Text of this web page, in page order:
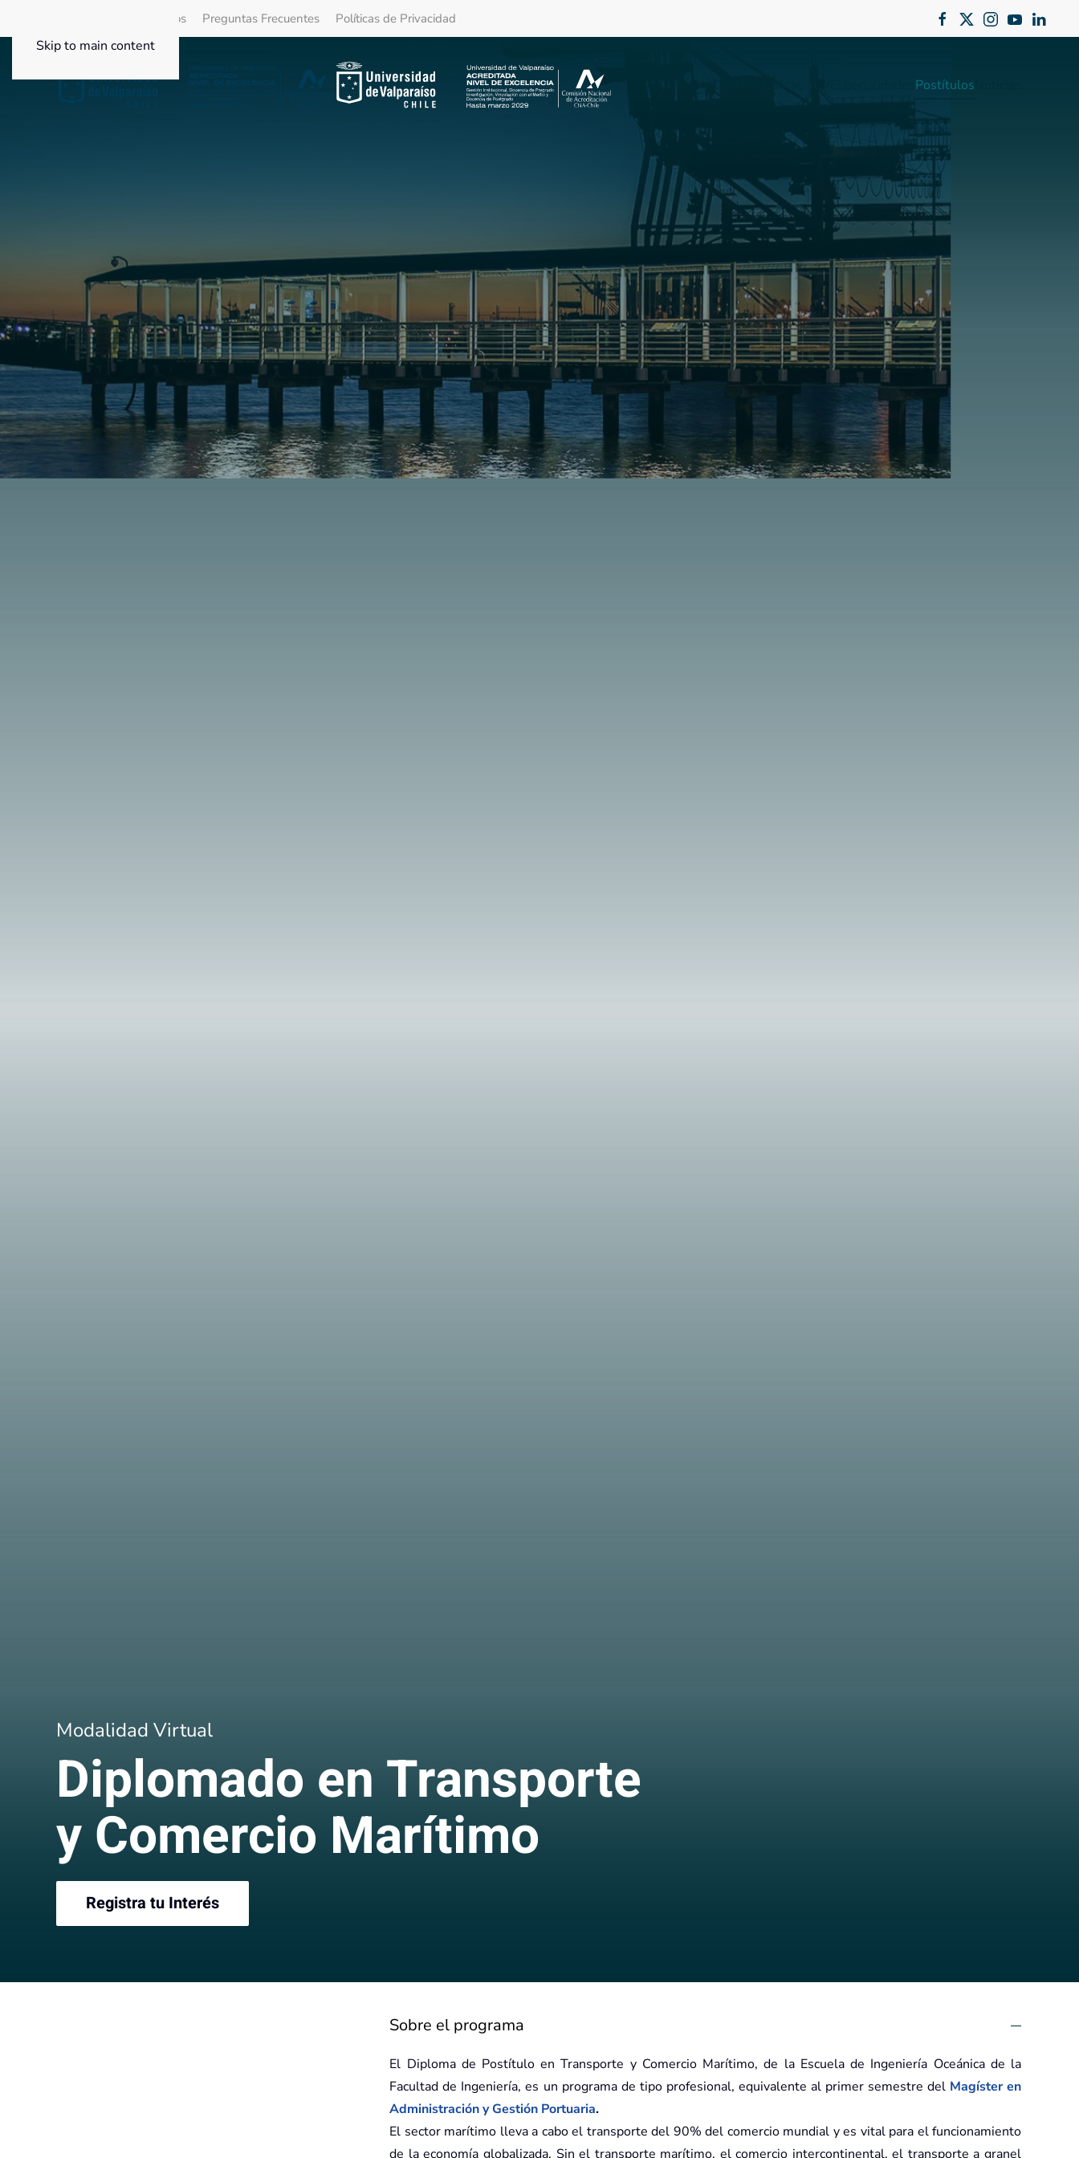
Skip to main content
Beneficios Preguntas Frecuentes Políticas de Privacidad
Postítulos
Modalidad Virtual
Diplomado en Transporte
y Comercio Marítimo
Registra tu Interés
Sobre el programa
El Diploma de Postítulo en Transporte y Comercio Marítimo, de la Escuela de Ingeniería Oceánica de la
Facultad de Ingeniería, es un programa de tipo profesional, equivalente al primer semestre del Magíster en
Administración y Gestión Portuaria.
El sector marítimo lleva a cabo el transporte del 90% del comercio mundial y es vital para el funcionamiento
de la economía globalizada. Sin el transporte marítimo, el comercio intercontinental, el transporte a granel